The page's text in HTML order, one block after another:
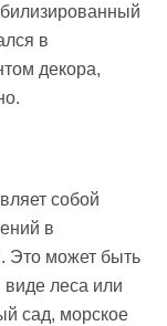
в
декора,
собой
в
Это может быть
леса или
сад, морское